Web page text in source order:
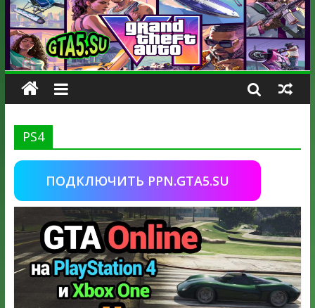
PS4
ПОДКЛЮЧИТЬ PPN.GTA5.SU